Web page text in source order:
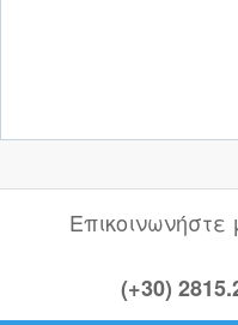
(+30)